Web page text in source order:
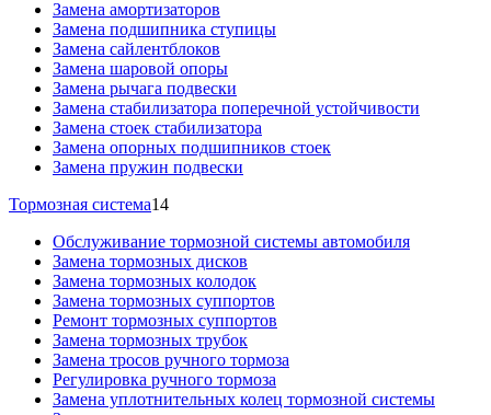
Замена амортизаторов
Замена подшипника ступицы
Замена сайлентблоков
Замена шаровой опоры
Замена рычага подвески
Замена стабилизатора поперечной устойчивости
Замена стоек стабилизатора
Замена опорных подшипников стоек
Замена пружин подвески
Тормозная система14
Обслуживание тормозной системы автомобиля
Замена тормозных дисков
Замена тормозных колодок
Замена тормозных суппортов
Ремонт тормозных суппортов
Замена тормозных трубок
Замена тросов ручного тормоза
Регулировка ручного тормоза
Замена уплотнительных колец тормозной системы